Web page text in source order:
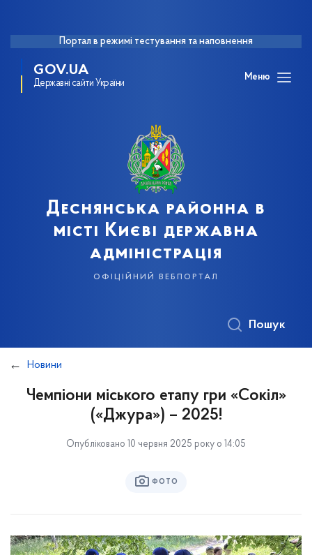
Портал в режимі тестування та наповнення
GOV.UA
Державні сайти України
Меню
Деснянська районна в
місті Києві державна
адміністрація
офіційний вебпортал
Пошук
Новини
Чемпіони міського етапу гри «Сокіл»
(«Джура») – 2025!
Опубліковано 10 червня 2025 року о 14:05
ФОТО